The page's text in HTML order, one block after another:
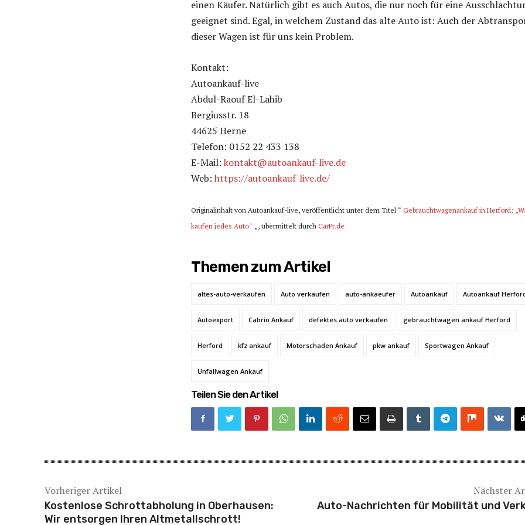
einen Käufer. Natürlich gibt es auch Autos, die nur noch für eine
geeignet sind. Egal, in welchem Zustand das alte Auto ist: Auch der
dieser Wagen ist für uns kein Problem.
Kontakt:
Autoankauf-live
Abdul-Raouf El-Lahib
Bergiusstr. 18
44625 Herne
Telefon: 0152 22 433 138
E-Mail: kontakt@autoankauf-live.de
Web: https://autoankauf-live.de/
Originalinhalt von Autoankauf-live, veröffentlicht unter dem Titel “ Gebrauchtwagenankauf in Herford:
kaufen jedes Auto“ „, übermittelt durch CarPr.de
Themen zum Artikel
altes-auto-verkaufen Auto verkaufen auto-ankaeufer Autoankauf Autoankauf
Autoexport Cabrio Ankauf defektes auto verkaufen gebrauchtwagen ankauf Herford
Herford kfz ankauf Motorschaden Ankauf pkw ankauf Sportwagen Ankauf
Unfallwagen Ankauf
Teilen Sie den Artikel
Vorheriger Artikel
Kostenlose Schrottabholung in Oberhausen:
Wir entsorgen Ihren Altmetallschrott!
Nächster
Auto-Nachrichten für Mobilität und